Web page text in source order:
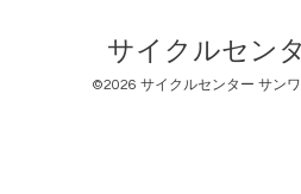
サイクルセン
©2026 サイクルセンター サンワ